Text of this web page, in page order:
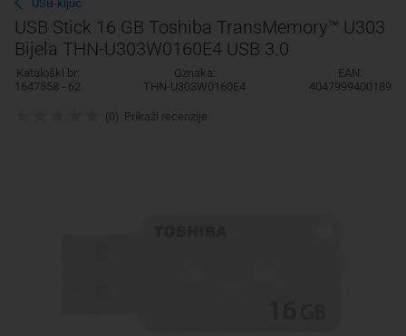
riječ,
kataloški
broj,
EAN
ili
USB-ključ
USB Stick 16 GB Toshiba TransMemory™ U303
Bijela THN-U303W0160E4 USB 3.0
Kataloški br:
1647558 - 62
Oznaka:
THN-U303W0160E4
EAN:
4047999400189
(0) Prikaži recenzije